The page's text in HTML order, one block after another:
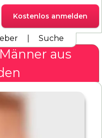
Kostenlos anmelden
Suche
aus